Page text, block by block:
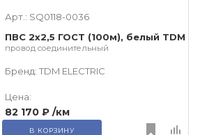
Арт.: SQ0118-0036
ПВС 2х2,5 ГОСТ (100м), белый TDM
провод соединительный
Бренд: TDM ЕLECTRIC
Цена:
82 170 ₽ /км
В КОРЗИНУ